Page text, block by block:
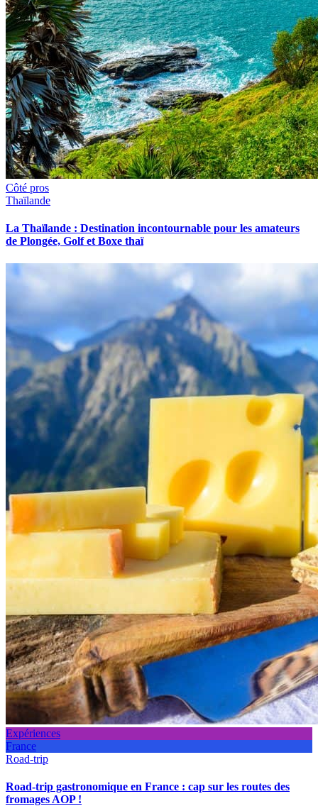
Côté pros
Thaïlande
La Thaïlande : Destination incontournable pour les amateurs
de Plongée, Golf et Boxe thaï
Expériences
France
Road-trip
Road-trip gastronomique en France : cap sur les routes des
fromages AOP !